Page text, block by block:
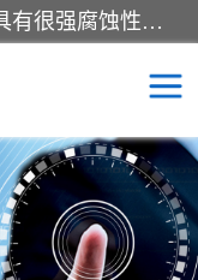
氢氧化钠化学式为NaOH，为一种具有很强腐蚀性的强碱，一般为片状或颗粒形态，易溶于水(溶于水时放热)并形成碱性溶液，另有潮解性，易吸取空气中的水蒸气(潮解)和(变质)。NaOH是化学实验室其中一种必备的化学品，亦为常见的化工品之一。纯品是无色透明的晶体。密度2.130g/cm3。熔点318.4℃。沸点1390℃。工业品含有少量的氯化和碳酸，是白色不透明的晶体。
钠
酸钠